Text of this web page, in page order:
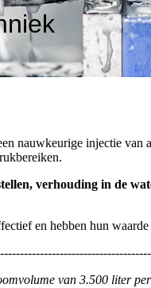
nauwkeurige injectie van
verhouding in de
en hebben hun
van 3.500 liter